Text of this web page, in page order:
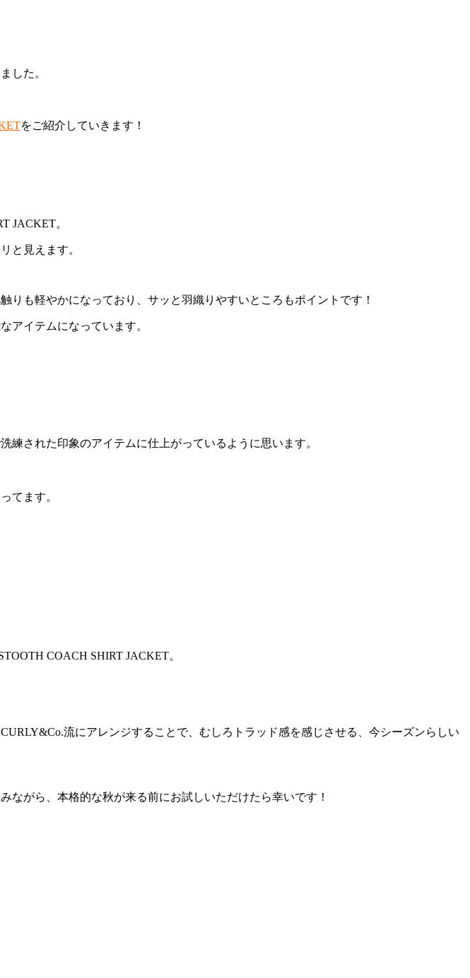
した。
をご紹介していきます！
JACKET。
と見えます。
も軽やかになっており、サッと羽織りやすいところもポイントです！
アイテムになっています。
された印象のアイテムに仕上がっているように思います。
てます。
COACH SHIRT JACKET。
流にアレンジすることで、むしろトラッド感を感じさせる、今シーズンらしい
がら、本格的な秋が来る前にお試しいただけたら幸いです！